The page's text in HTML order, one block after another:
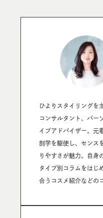
ひよりスタイリングを
コンサルタント、パー
イプアドバイザー。元
剖学を駆使し、センス
りやすさが魅力。自身
タイプ別コラムをはじ
合うコスメ紹介などの